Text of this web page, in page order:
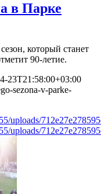
в Парке
который станет
90-летие.
23T21:58:00+03:00
sezona-v-parke-
uploads/
uploads/